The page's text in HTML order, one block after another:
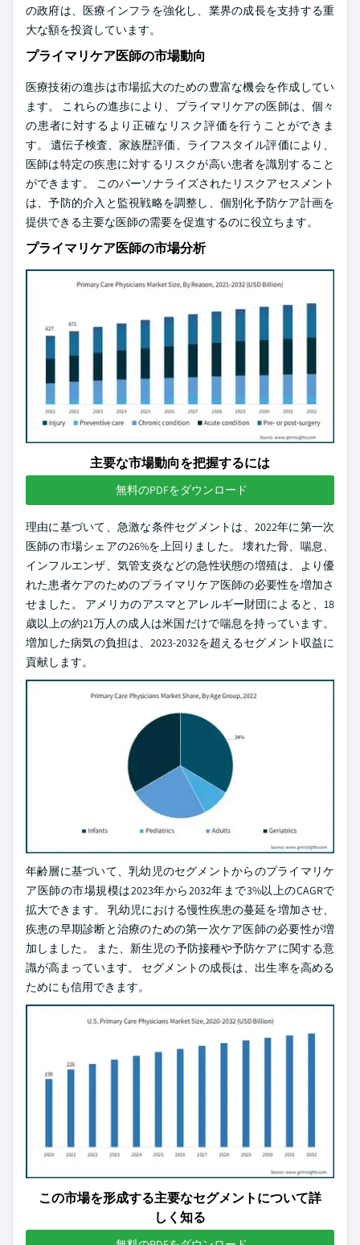
の政府は、医療インフラを強化し、業界の成長を支持する重
大な額を投資しています。
プライマリケア医師の市場動向
医療技術の進歩は市場拡大のための豊富な機会を作成してい
ます。 これらの進歩により、プライマリケアの医師は、個々
の患者に対するより正確なリスク評価を行うことができま
す。 遺伝子検査、家族歴評価、ライフスタイル評価により、
医師は特定の疾患に対するリスクが高い患者を識別すること
ができます。 このパーソナライズされたリスクアセスメント
は、予防的介入と監視戦略を調整し、個別化予防ケア計画を
提供できる主要な医師の需要を促進するのに役立ちます。
プライマリケア医師の市場分析
主要な市場動向を把握するには
無料のPDFをダウンロード
理由に基づいて、急激な条件セグメントは、2022年に第一次
医師の市場シェアの26%を上回りました。 壊れた骨、喘息、
インフルエンザ、気管支炎などの急性状態の増殖は、より優
れた患者ケアのためのプライマリケア医師の必要性を増加さ
せました。 アメリカのアスマとアレルギー財団によると、18
歳以上の約21万人の成人は米国だけで喘息を持っています。
増加した病気の負担は、2023-2032を超えるセグメント収益に
貢献します。
年齢層に基づいて、乳幼児のセグメントからのプライマリケ
ア医師の市場規模は2023年から2032年まで3%以上のCAGRで
拡大できます。 乳幼児における慢性疾患の蔓延を増加させ、
疾患の早期診断と治療のための第一次ケア医師の必要性が増
加しました。 また、新生児の予防接種や予防ケアに関する意
識が高まっています。 セグメントの成長は、出生率を高める
ためにも信用できます。
この市場を形成する主要なセグメントについて詳
しく知る